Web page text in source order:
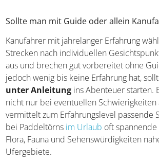
Sollte man mit Guide oder allein
Kanufahrer mit jahrelanger Erfahrung
Strecken nach individuellen
aus und brechen gut vorbereitet ohne
jedoch wenig bis keine Erfahrung hat,
unter Anleitung ins Abenteuer starten.
nicht nur bei eventuellen Schwierigkeiten
sondern vermittelt zum Erfahrungslevel
Strecken und gibt bei Paddeltörnsim
spannende Informationen zu Flora, Fauna
Sehenswürdigkeiten nahe der Ufergebiete.